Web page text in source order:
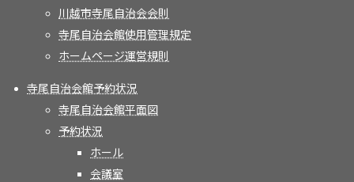
川越市寺尾自治会会則
寺尾自治会館使用管理規定
ホームページ運営規則
寺尾自治会館予約状況
寺尾自治会館平面図
予約状況
ホール
会議室